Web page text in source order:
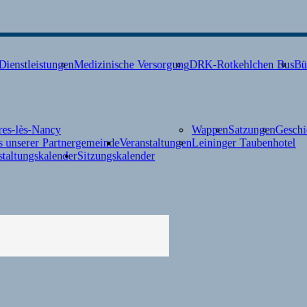
Medizinische VersorgungDRK-Rotkehlchen Bus
lès-Nancy
unserer PartnergemeindeVeranstaltungen
WappenSatzungen
Leininger Taubenhotel
Sitzungskalender